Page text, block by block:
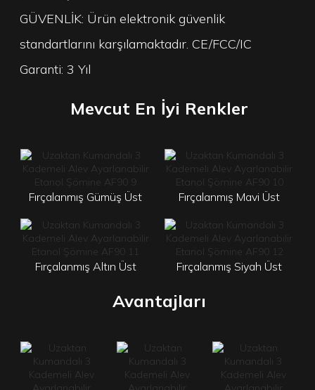
GÜVENLİK: Ürün elektronik güvenlik
standartlarını karşılamaktadır. CE/FCC/IC
Garanti: 3 Yıl
Mevcut En İyi Renkler
Fırçalanmış Gümüş Üst Fırçalanmış Mavi Üst
Fırçalanmış Altın Üst Fırçalanmış Siyah Üst
Avantajları